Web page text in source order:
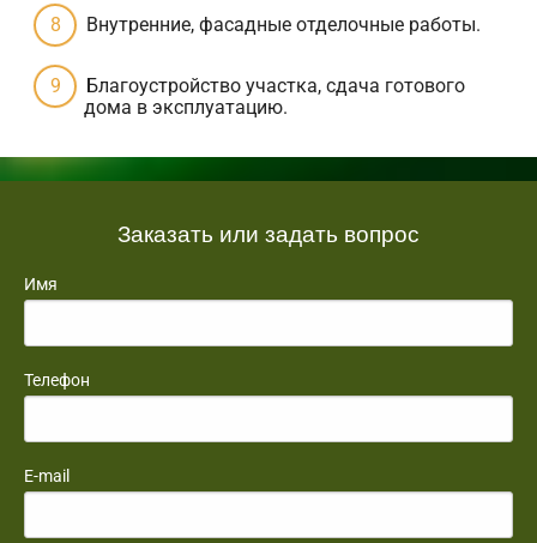
Внутренние, фасадные отделочные работы.
Благоустройство участка, сдача готового
дома в эксплуатацию.
Заказать или задать вопрос
Имя
Телефон
E-mail